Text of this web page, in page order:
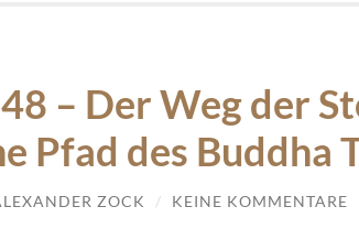
– Der Weg der
Pfad des Buddha
ZOCK / KEINE KOMMENTARE